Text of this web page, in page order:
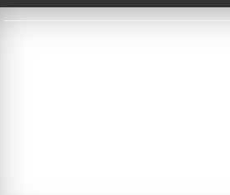
zahărul şi coaja de lămâie. Se fierbe până